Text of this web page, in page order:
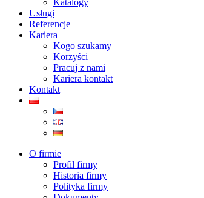
Katalogy
Usługi
Referencje
Kariera
Kogo szukamy
Korzyści
Pracuj z nami
Kariera kontakt
Kontakt
O firmie
Profil firmy
Historia firmy
Polityka firmy